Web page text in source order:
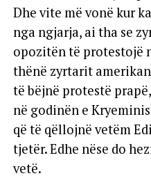
Dhe vite më vonë kur
nga ngjarja, ai tha se
opozitën të protestojë
thënë zyrtarit
të bëjnë protestë
në godinën e
që të qëllojnë vetëm
tjetër. Edhe nëse do
vetë.